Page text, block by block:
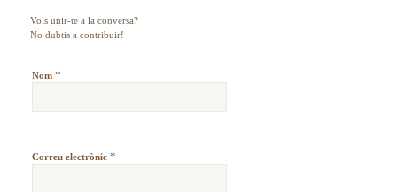
Vols unir-te a la conversa?
No dubtis a contribuir!
Nom *
Correu electrònic *